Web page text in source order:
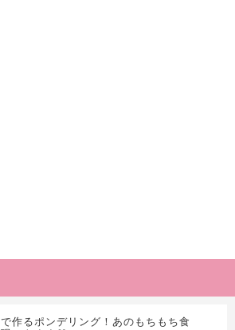
作るポンデリング！あのもちもち食